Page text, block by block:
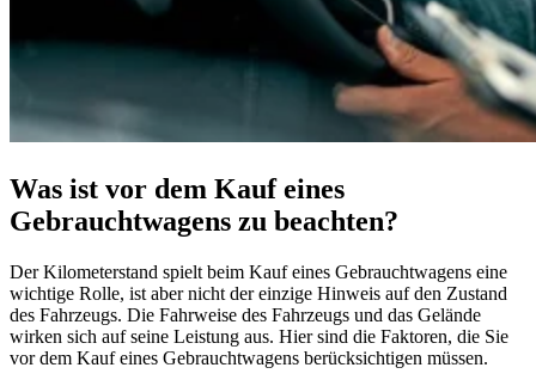
Was ist vor dem Kauf eines
Gebrauchtwagens zu beachten?
Der Kilometerstand spielt beim Kauf eines Gebrauchtwagens eine
wichtige Rolle, ist aber nicht der einzige Hinweis auf den Zustand
des Fahrzeugs. Die Fahrweise des Fahrzeugs und das Gelände
wirken sich auf seine Leistung aus. Hier sind die Faktoren, die Sie
vor dem Kauf eines Gebrauchtwagens berücksichtigen müssen.